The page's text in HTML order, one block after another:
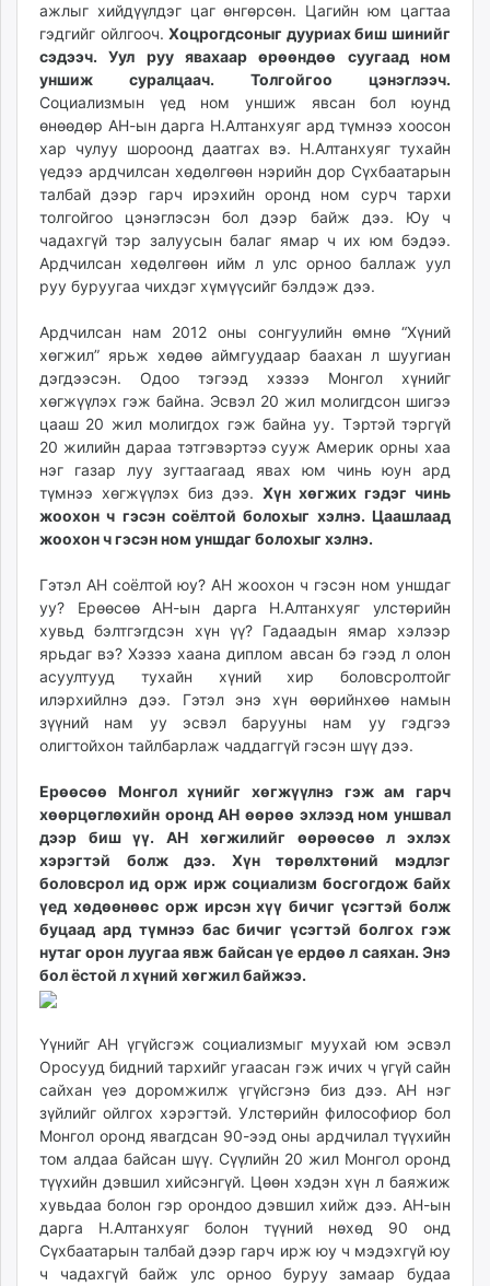
toim.mn
tac.mn
paparazzi.mn
unread.today
ажлыг хийдүүлдэг цаг өнгөрсөн. Цагийн юм цагтаа
гэдгийг ойлгооч. Хоцрогдсоныг дууриах биш шинийг
сэдээч. Уул руу явахаар өрөөндөө суугаад ном
уншиж суралцаач. Толгойгоо цэнэглээч.
Социализмын үед ном уншиж явсан бол юунд
өнөөдөр АН-ын дарга Н.Алтанхуяг ард түмнээ хоосон
хар чулуу шороонд даатгах вэ. Н.Алтанхуяг тухайн
үедээ ардчилсан хөдөлгөөн нэрийн дор Сүхбаатарын
талбай дээр гарч ирэхийн оронд ном сурч тархи
толгойгоо цэнэглэсэн бол дээр байж дээ. Юу ч
чадахгүй тэр залуусын балаг ямар ч их юм бэдээ.
Ардчилсан хөдөлгөөн ийм л улс орноо баллаж уул
руу буруугаа чихдэг хүмүүсийг бэлдэж дээ.
Ардчилсан нам 2012 оны сонгуулийн өмнө “Хүний
хөгжил” ярьж хөдөө аймгуудаар баахан л шуугиан
дэгдээсэн. Одоо тэгээд хэзээ Монгол хүнийг
хөгжүүлэх гэж байна. Эсвэл 20 жил молигдсон шигээ
цааш 20 жил молигдох гэж байна уу. Тэртэй тэргүй
20 жилийн дараа тэтгэвэртээ сууж Америк орны хаа
нэг газар луу зугтаагаад явах юм чинь юун ард
түмнээ хөгжүүлэх биз дээ. Хүн хөгжих гэдэг чинь
жоохон ч гэсэн соёлтой болохыг хэлнэ. Цаашлаад
жоохон ч гэсэн ном уншдаг болохыг хэлнэ.
Гэтэл АН соёлтой юу? АН жоохон ч гэсэн ном уншдаг
уу? Ерөөсөө АН-ын дарга Н.Алтанхуяг улстөрийн
хувьд бэлтгэгдсэн хүн үү? Гадаадын ямар хэлээр
ярьдаг вэ? Хэзээ хаана диплом авсан бэ гээд л олон
асуултууд тухайн хүний хир боловсролтойг
илэрхийлнэ дээ. Гэтэл энэ хүн өөрийнхөө намын
зүүний нам уу эсвэл барууны нам уу гэдгээ
олигтойхон тайлбарлаж чаддаггүй гэсэн шүү дээ.
Ерөөсөө Монгол хүнийг хөгжүүлнэ гэж ам гарч
хөөрцөглөхийн оронд АН өөрөө эхлээд ном уншвал
дээр биш үү. АН хөгжилийг өөрөөсөө л эхлэх
хэрэгтэй болж дээ. Хүн төрөлхтөний мэдлэг
боловсрол ид орж ирж социализм босгогдож байх
үед хөдөөнөөс орж ирсэн хүү бичиг үсэгтэй болж
буцаад ард түмнээ бас бичиг үсэгтэй болгох гэж
нутаг орон луугаа явж байсан үе ердөө л саяхан. Энэ
бол ёстой л хүний хөгжил байжээ.
Үүнийг АН үгүйсгэж социализмыг муухай юм эсвэл
Оросууд бидний тархийг угаасан гэж ичих ч үгүй сайн
сайхан үеэ доромжилж үгүйсгэнэ биз дээ. АН нэг
зүйлийг ойлгох хэрэгтэй. Улстөрийн философиор бол
Монгол оронд явагдсан 90-ээд оны ардчилал түүхийн
том алдаа байсан шүү. Сүүлийн 20 жил Монгол оронд
түүхийн дэвшил хийсэнгүй. Цөөн хэдэн хүн л баяжиж
хувьдаа болон гэр орондоо дэвшил хийж дээ. АН-ын
дарга Н.Алтанхуяг болон түүний нөхөд 90 онд
Сүхбаатарын талбай дээр гарч ирж юу ч мэдэхгүй юу
ч чадахгүй байж улс орноо буруу замаар будаа